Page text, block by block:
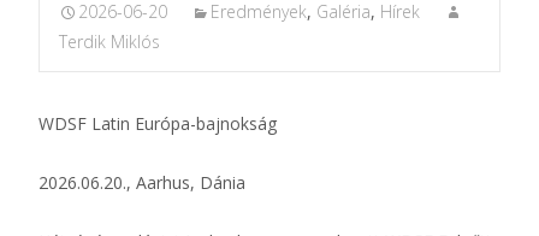
2026-06-20 Eredmények, Galéria, Hírek
Terdik Miklós
WDSF Latin Európa-bajnokság
2026.06.20., Aarhus, Dánia